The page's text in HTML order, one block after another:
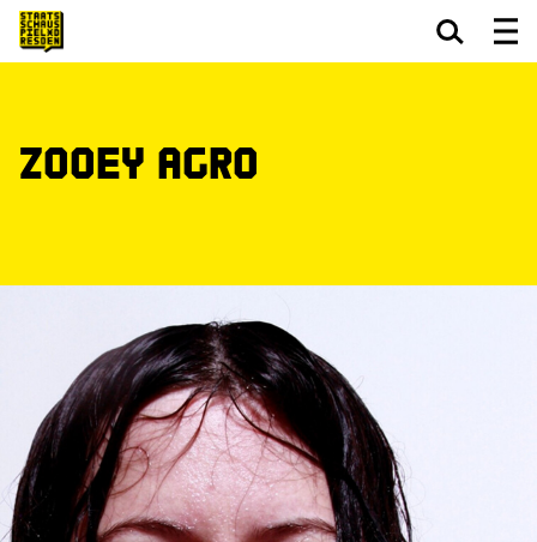
Zooey Agro